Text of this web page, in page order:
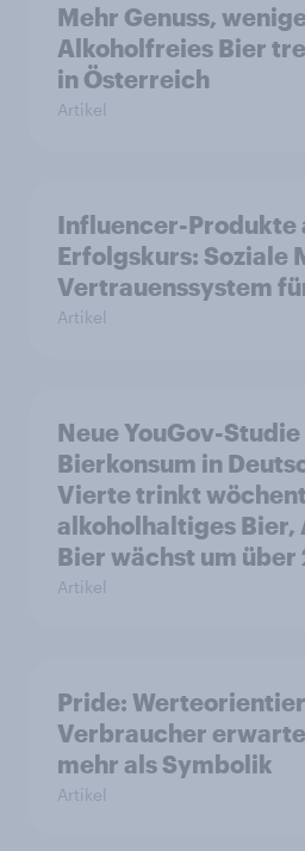
Mehr Genuss,
Alkoholfreies Bier
in Österreich
Artikel
Influencer-Produkte
Erfolgskurs: Soziale
Vertrauenssystem
Artikel
Neue YouGov-Studie
Bierkonsum in
Vierte trinkt
alkoholhaltiges Bier,
Bier wächst um über
Artikel
Pride:
Verbraucher
mehr als Symbolik
Artikel